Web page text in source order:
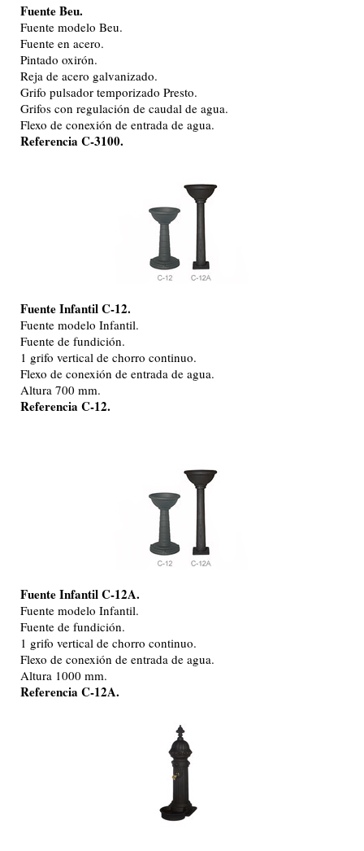
Fuente Beu.
Fuente modelo Beu.
Fuente en acero.
Pintado oxirón.
Reja de acero galvanizado.
Grifo pulsador temporizado Presto.
Grifos con regulación de caudal de agua.
Flexo de conexión de entrada de agua.
Referencia C-3100.
Fuente Infantil C-12.
Fuente modelo Infantil.
Fuente de fundición.
1 grifo vertical de chorro continuo.
Flexo de conexión de entrada de agua.
Altura 700 mm.
Referencia C-12.
Fuente Infantil C-12A.
Fuente modelo Infantil.
Fuente de fundición.
1 grifo vertical de chorro continuo.
Flexo de conexión de entrada de agua.
Altura 1000 mm.
Referencia C-12A.